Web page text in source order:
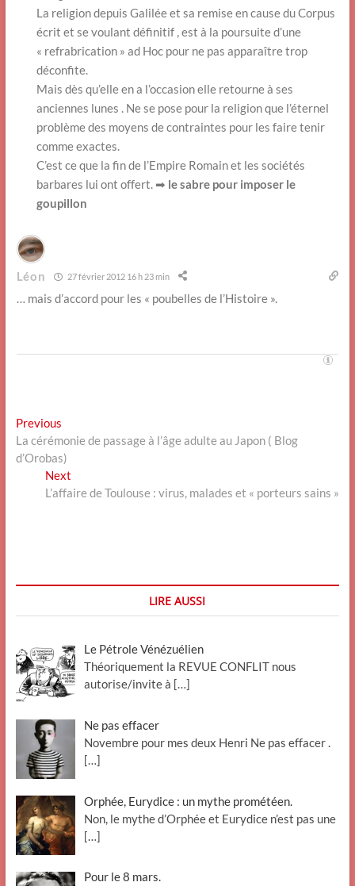
La religion depuis Galilée et sa remise en cause du Corpus
écrit et se voulant définitif , est à la poursuite d’une
« refrabrication » ad Hoc pour ne pas apparaître trop
déconfite.
Mais dès qu’elle en a l’occasion elle retourne à ses
anciennes lunes . Ne se pose pour la religion que l’éternel
problème des moyens de contraintes pour les faire tenir
comme exactes.
C’est ce que la fin de l’Empire Romain et les sociétés
barbares lui ont offert. ➡ le sabre pour imposer le
goupillon
Léon 27 février 2012 16 h 23 min
… mais d’accord pour les « poubelles de l’Histoire ».
Navigation
de
l’article
PreviousPrevious
post:
La cérémonie de passage à l’âge adulte au Japon ( Blog
d’Orobas)
Next
post:
L’affaire de Toulouse : virus, malades et « porteurs sains »
LIRE AUSSI
Le Pétrole Vénézuélien
Théoriquement la REVUE CONFLIT nous
autorise/invite à […]
Ne pas effacer
Novembre pour mes deux Henri Ne pas effacer .
[…]
Orphée, Eurydice : un mythe prométéen.
Non, le mythe d’Orphée et Eurydice n’est pas une
[…]
Pour le 8 mars.